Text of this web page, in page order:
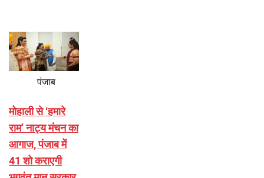
पंजाब
मोहाली से ‘हमारे
राम’ नाट्य मंचन का
आगाज, पंजाब में
41 शो कराएगी